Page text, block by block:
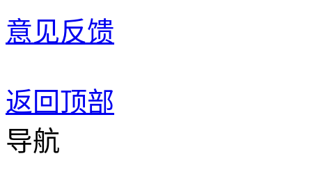
意见反馈
返回顶部
导航